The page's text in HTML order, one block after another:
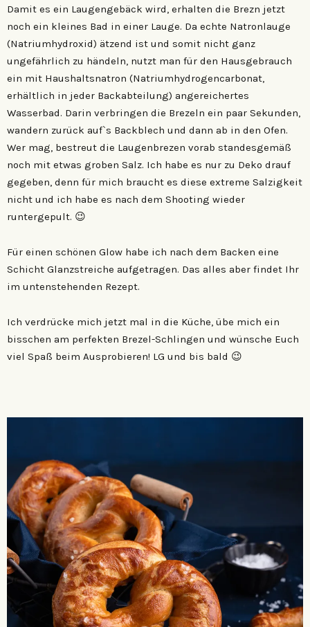
Damit es ein Laugengebäck wird, erhalten die Brezn jetzt
noch ein kleines Bad in einer Lauge. Da echte Natronlauge
(Natriumhydroxid) ätzend ist und somit nicht ganz
ungefährlich zu händeln, nutzt man für den Hausgebrauch
ein mit Haushaltsnatron (Natriumhydrogencarbonat,
erhältlich in jeder Backabteilung) angereichertes
Wasserbad. Darin verbringen die Brezeln ein paar Sekunden,
wandern zurück auf`s Backblech und dann ab in den Ofen.
Wer mag, bestreut die Laugenbrezen vorab standesgemäß
noch mit etwas groben Salz. Ich habe es nur zu Deko drauf
gegeben, denn für mich braucht es diese extreme Salzigkeit
nicht und ich habe es nach dem Shooting wieder
runtergepult. 😉
Für einen schönen Glow habe ich nach dem Backen eine
Schicht Glanzstreiche aufgetragen. Das alles aber findet Ihr
im untenstehenden Rezept.
Ich verdrücke mich jetzt mal in die Küche, übe mich ein
bisschen am perfekten Brezel-Schlingen und wünsche Euch
viel Spaß beim Ausprobieren! LG und bis bald 😉